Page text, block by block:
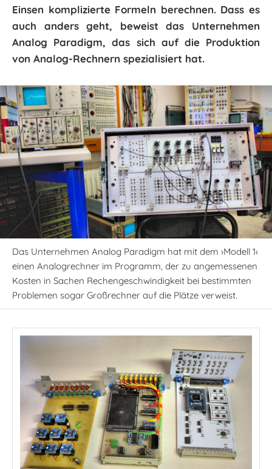
Einsen komplizierte Formeln berechnen. Dass es
auch anders geht, beweist das Unternehmen
Analog Paradigm, das sich auf die Produktion
von Analog-Rechnern spezialisiert hat.
Das Unternehmen Analog Paradigm hat mit dem ›Modell 1‹
einen Analogrechner im Programm, der zu angemessenen
Kosten in Sachen Rechengeschwindigkeit bei bestimmten
Problemen sogar Großrechner auf die Plätze verweist.